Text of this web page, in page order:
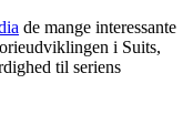
de mange interessante
i Suits,
til seriens